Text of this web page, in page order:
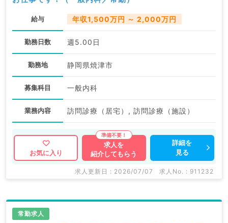
給与 年収1,500万円 ～ 2,000万円
勤務日数 週5.00日
勤務地 静岡県焼津市
募集科目 一般内科
業務内容 訪問診療（居宅）, 訪問診療（施設）
お気に入り
求人を
紹介してもらう
詳細を
見る
求人更新日 : 2026/07/07 求人No. : 911232
常勤求人